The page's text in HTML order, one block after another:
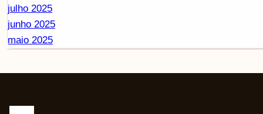
julho 2025
junho 2025
maio 2025